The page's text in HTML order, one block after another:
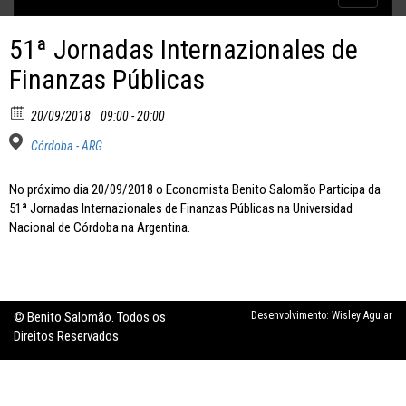
51ª Jornadas Internazionales de
Finanzas Públicas
20/09/2018 09:00 - 20:00
Córdoba - ARG
No próximo dia 20/09/2018 o Economista Benito Salomão Participa da
51ª Jornadas Internazionales de Finanzas Públicas na Universidad
Nacional de Córdoba na Argentina.
© Benito Salomão. Todos os
Direitos Reservados
Desenvolvimento: Wisley Aguiar